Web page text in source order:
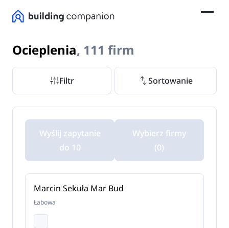
Ocieplenia, 111 firm
Filtr Sortowanie
Wyślij zapytanie
do 10
Wybierz firmy
(0)
Marcin Sekuła Mar Bud
Łabowa